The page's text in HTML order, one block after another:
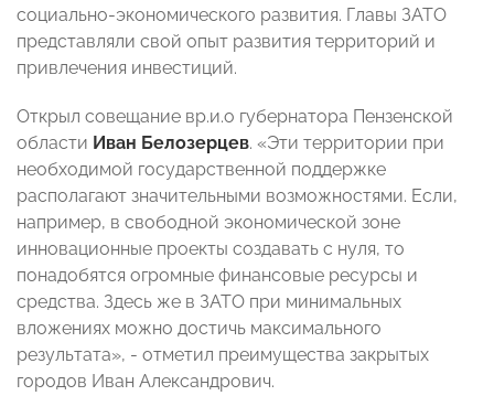
социально-экономического развития. Главы ЗАТО
представляли свой опыт развития территорий и
привлечения инвестиций.
Открыл совещание вр.и.о губернатора Пензенской
области Иван Белозерцев. «Эти территории при
необходимой государственной поддержке
располагают значительными возможностями. Если,
например, в свободной экономической зоне
инновационные проекты создавать с нуля, то
понадобятся огромные финансовые ресурсы и
средства. Здесь же в ЗАТО при минимальных
вложениях можно достичь максимального
результата», - отметил преимущества закрытых
городов Иван Александрович.